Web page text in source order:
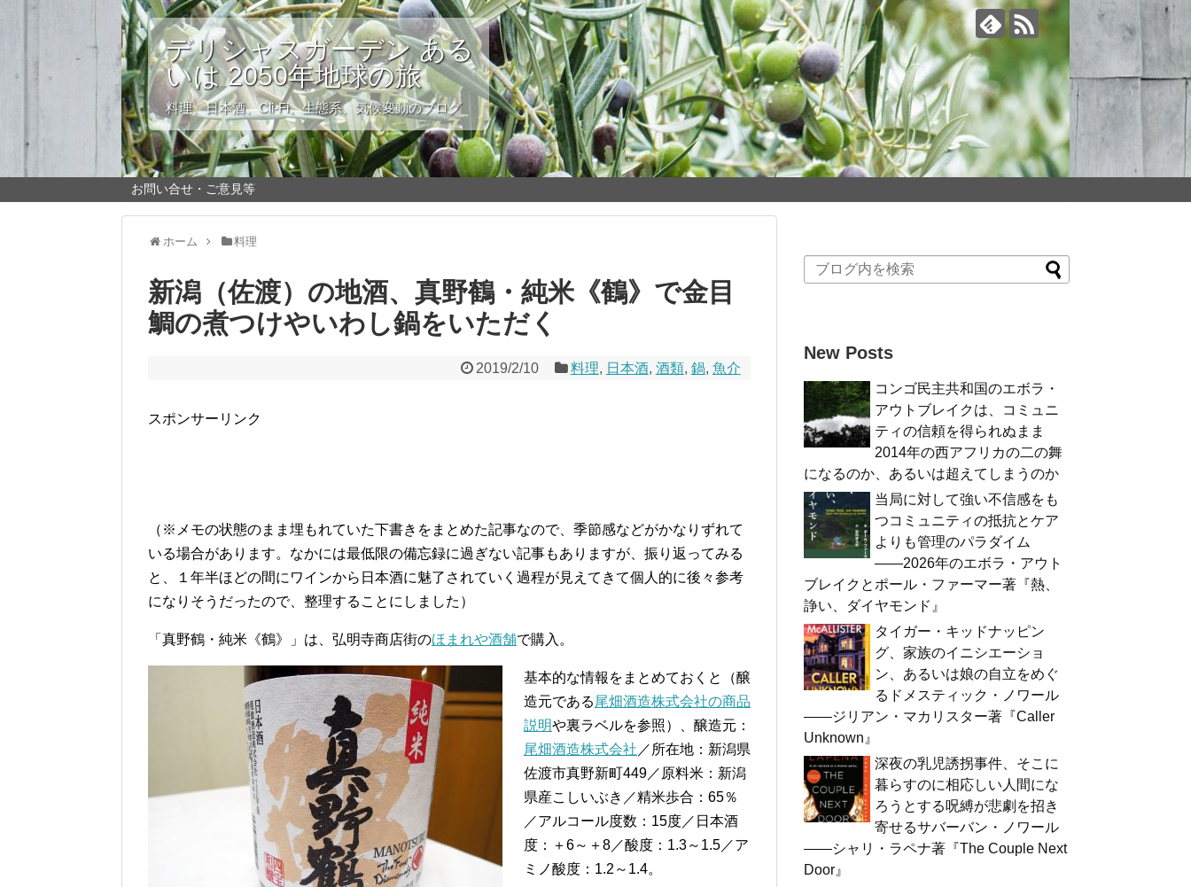
デリシャスガーデン ある
いは 2050年地球の旅
料理、日本酒、Cli-Fi、生態系、気候変動のブログ
お問い合せ・ご意見等
ホーム 料理
新潟（佐渡）の地酒、真野鶴・純米《鶴》で金目
鯛の煮つけやいわし鍋をいただく
2019/2/10 料理, 日本酒, 酒類, 鍋, 魚介
スポンサーリンク
（※メモの状態のまま埋もれていた下書きをまとめた記事なので、季節感などがかなりずれて
いる場合があります。なかには最低限の備忘録に過ぎない記事もありますが、振り返ってみる
と、１年半ほどの間にワインから日本酒に魅了されていく過程が見えてきて個人的に後々参考
になりそうだったので、整理することにしました）
「真野鶴・純米《鶴》」は、弘明寺商店街のほまれや酒舗で購入。
基本的な情報をまとめておくと（醸
造元である 尾畑酒造株式会社の商品
説明や裏ラベルを参照）、醸造元：
尾畑酒造株式会社 ／所在地：新潟県
佐渡市真野新町449／原料米：新潟
県産こしいぶき／精米歩合：65％
／アルコール度数：15度／日本酒
度：＋6～＋8／酸度：1.3～1.5／ア
ミノ酸度：1.2～1.4。
New Posts
コンゴ民主共和国のエボラ・
アウトブレイクは、コミュニ
ティの信頼を得られぬまま
2014年の西アフリカの二の舞
になるのか、あるいは超えてしまうのか
当局に対して強い不信感をも
つコミュニティの抵抗とケア
よりも管理のパラダイム
――2026年のエボラ・アウト
ブレイクとポール・ファーマー著『熱、
諍い、ダイヤモンド』
タイガー・キッドナッピン
グ、家族のイニシエーショ
ン、あるいは娘の自立をめぐ
るドメスティック・ノワール
――ジリアン・マカリスター著『Caller
Unknown』
深夜の乳児誘拐事件、そこに
暮らすのに相応しい人間にな
ろうとする呪縛が悲劇を招き
寄せるサバーバン・ノワール
――シャリ・ラペナ著『The Couple Next
Door』